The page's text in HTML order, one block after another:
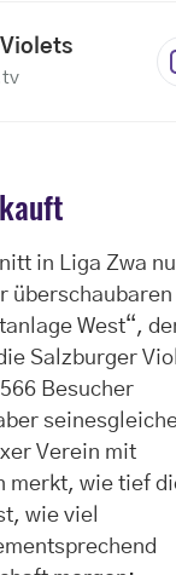
in Liga Zwa
überschaubaren
West“,
Salzburger
Besucher
Verein mit
merkt, wie tief
wie viel